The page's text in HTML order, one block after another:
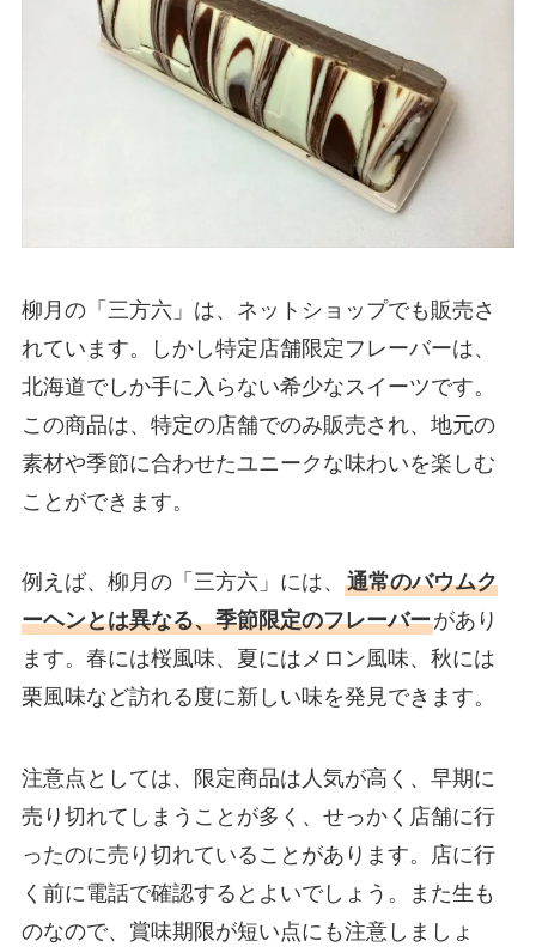
柳月の「三方六」は、ネットショップでも販売さ
れています。しかし特定店舗限定フレーバーは、
北海道でしか手に入らない希少なスイーツです。
この商品は、特定の店舗でのみ販売され、地元の
素材や季節に合わせたユニークな味わいを楽しむ
ことができます。
例えば、柳月の「三方六」には、 通常のバウムク
ーヘンとは異なる、季節限定のフレーバーがあり
ます。春には桜風味、夏にはメロン風味、秋には
栗風味など訪れる度に新しい味を発見できます。
注意点としては、限定商品は人気が高く、早期に
売り切れてしまうことが多く、せっかく店舗に行
ったのに売り切れていることがあります。店に行
く前に電話で確認するとよいでしょう。また生も
のなので、賞味期限が短い点にも注意しましょ